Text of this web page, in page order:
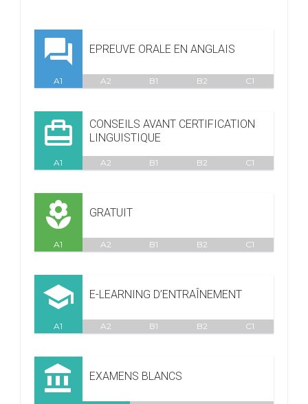
 EPREUVE ORALE EN ANGLAIS
A1 A2 B1 B2 C1

CONSEILS AVANT CERTIFICATION
LINGUISTIQUE
A1 A2 B1 B2 C1
local_florist GRATUIT
A1 A2 B1 B2 C1
 E-LEARNING D’ENTRAÎNEMENT
A1 A2 B1 B2 C1
 EXAMENS BLANCS